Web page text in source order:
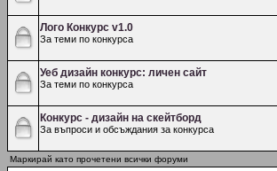
Лого Конкурс v1.0
За теми по конкурса
Уеб дизайн конкурс: личен сайт
За теми по конкурса
Конкурс - дизайн на скейтборд
За въпроси и обсъждания за конкурса
Маркирай като прочетени всички форуми